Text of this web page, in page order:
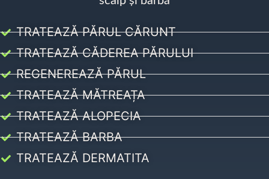
TRATEAZĂ PĂRUL CĂRUNT
TRATEAZĂ CĂDEREA PĂRULUI
REGENEREAZĂ PĂRUL
TRATEAZĂ MĂTREAȚA
TRATEAZĂ ALOPECIA
TRATEAZĂ BARBA
TRATEAZĂ DERMATITA